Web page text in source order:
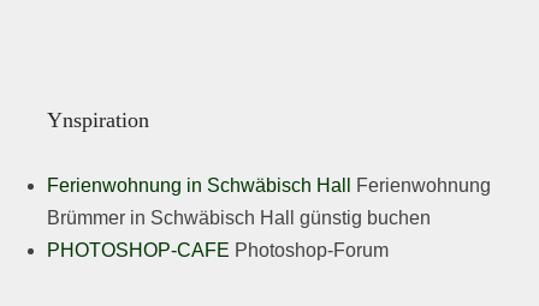
Ynspiration
Ferienwohnung in Schwäbisch Hall
Ferienwohnung
Brümmer in Schwäbisch Hall günstig buchen
PHOTOSHOP-CAFE Photoshop-Forum